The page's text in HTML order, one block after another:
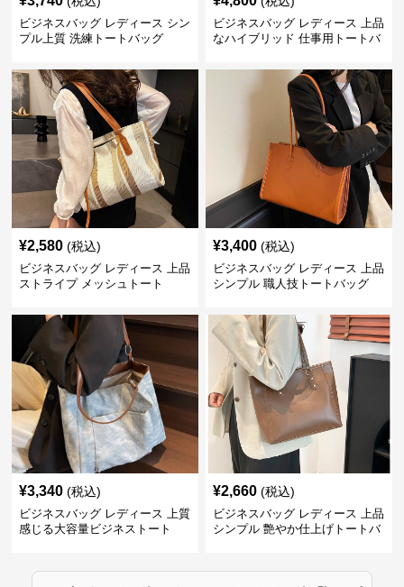
ビジネスバッグ レディース シン
プル上質 洗練トートバッグ
ビジネスバッグ レディース 上品
なハイブリッド 仕事用トートバ
¥2,580 (税込)
ビジネスバッグ レディース 上品
ストライプ メッシュトート
¥3,400 (税込)
ビジネスバッグ レディース 上品
シンプル 職人技トートバッグ
¥3,340 (税込)
ビジネスバッグ レディース 上質
感じる大容量ビジネストート
¥2,660 (税込)
ビジネスバッグ レディース 上品
シンプル 艶やか仕上げトートバ